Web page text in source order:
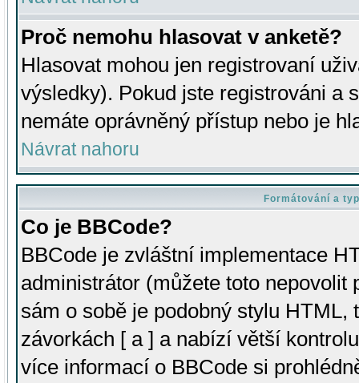
Proč nemohu hlasovat v anketě?
Hlasovat mohou jen registrovaní
výsledky). Pokud jste registrováni a
nemáte oprávněný přístup nebo je
Návrat nahoru
Formátování a
Co je BBCode?
BBCode je zvláštní implementace
administrátor (můžete toto
sám o sobě je podobný stylu HTML,
závorkách [ a ] a nabízí větší
více informací o BBCode si